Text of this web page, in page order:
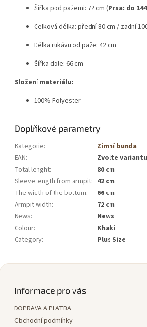
Šířka pod pažemi: 72 cm (Prsa: do
Celková délka: přední 80 cm / zadní
Délka rukávu od paže: 42 cm
Šířka dole: 66 cm
Složení materiálu:
100% Polyester
Doplňkové parametry
Kategorie:
Zimní bunda
EAN:
Zvolte variantu
Total lenght:
80 cm
Sleeve length from armpit: 42 cm
The width of the bottom:
66 cm
Armpit width:
72 cm
News:
News
Colour:
Khaki
Category: Plus Size
Z
Informace pro vás
DOPRAVA A PLATBA
Obchodní podmínky